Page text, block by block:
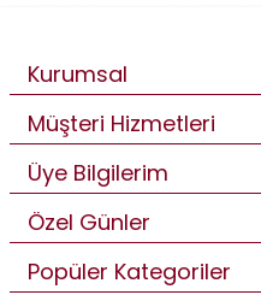
Kurumsal
Müşteri Hizmetleri
Üye Bilgilerim
Özel Günler
Popüler Kategoriler